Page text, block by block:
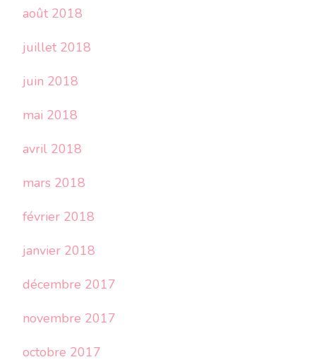
août 2018
juillet 2018
juin 2018
mai 2018
avril 2018
mars 2018
février 2018
janvier 2018
décembre 2017
novembre 2017
octobre 2017